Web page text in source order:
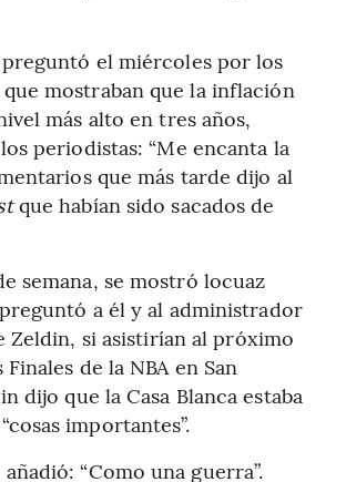
el miércoles por los
mostraban que la inflación
más alto en tres años,
periodistas: “Me encanta la
que más tarde dijo al
que habían sido sacados de
semana, se mostró locuaz
a él y al administrador
Zeldin, si asistirían al próximo
de la NBA en San
dijo que la Casa Blanca estaba
importantes”.
“Como una guerra”.